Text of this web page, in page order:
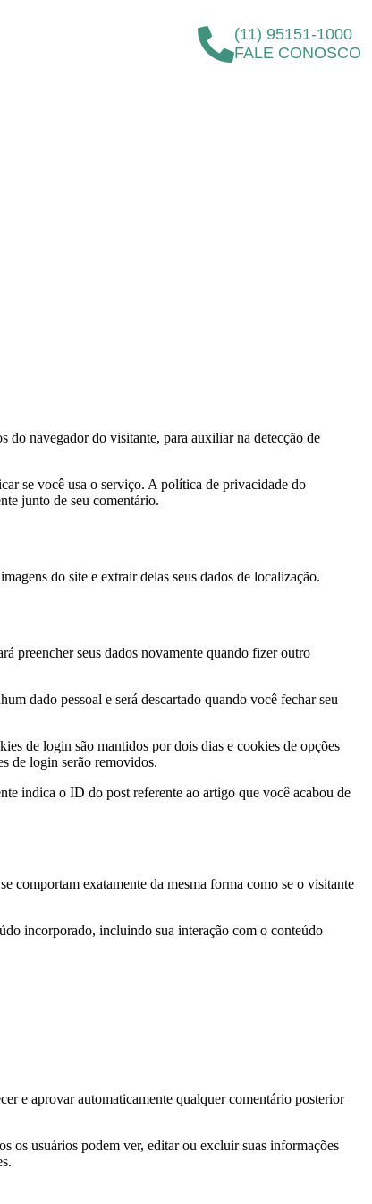
(11) 95151-1000
FALE CONOSCO
do navegador do visitante, para auxiliar na detecção de
se você usa o serviço. A política de privacidade do
junto de seu comentário.
do site e extrair delas seus dados de localização.
preencher seus dados novamente quando fizer outro
dado pessoal e será descartado quando você fechar seu
de login são mantidos por dois dias e cookies de opções
de login serão removidos.
indica o ID do post referente ao artigo que você acabou de
comportam exatamente da mesma forma como se o visitante
incorporado, incluindo sua interação com o conteúdo
e aprovar automaticamente qualquer comentário posterior
os usuários podem ver, editar ou excluir suas informações